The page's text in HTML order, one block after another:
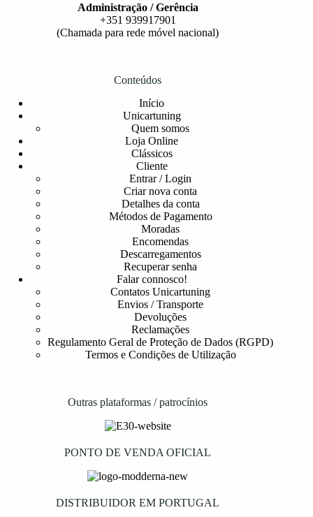
Administração / Gerência
+351 939917901
(Chamada para rede móvel nacional)
Conteúdos
Início
Unicartuning
Quem somos
Loja Online
Clássicos
Cliente
Entrar / Login
Criar nova conta
Detalhes da conta
Métodos de Pagamento
Moradas
Encomendas
Descarregamentos
Recuperar senha
Falar connosco!
Contatos Unicartuning
Envios / Transporte
Devoluções
Reclamações
Regulamento Geral de Proteção de Dados (RGPD)
Termos e Condições de Utilização
Outras plataformas / patrocínios
PONTO DE VENDA OFICIAL
DISTRIBUIDOR EM PORTUGAL